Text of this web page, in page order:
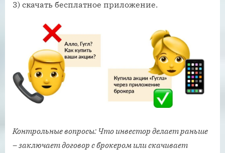
3) скачать бесплатное приложение.
Контрольные вопросы: Что инвестор делает раньше
– заключает договор с брокером или скачивает